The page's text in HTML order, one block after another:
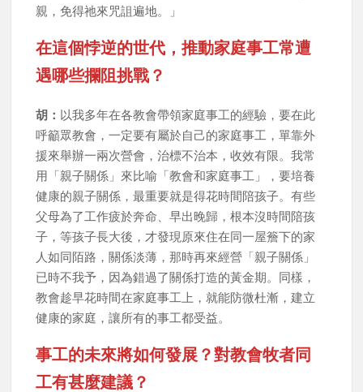
親，免得祂來咒詛遍地。」
在這個悖逆的世代，推動家庭事工常遭
遇哪些攔阻挑戰？
胡： 以我多年在各教會帶領家庭事工的經驗，要在此
呼籲眾教會，一定要有屬於自己的家庭事工，單靠外
援來舉辦一兩次營會，治標不治本，收效有限。我常
用「親子關係」來比喻「教會和家庭事工」，要培養
健康的親子關係，最重要就是得花時間陪孩子。有些
父母為了工作疲於奔命、早出晚歸，根本沒時間陪孩
子，等孩子長大後，才發現原來住在同一屋簷下的家
人如同陌路，關係淡薄，那時再來經營「親子關係」
已時不我予，因為錯過了關係打造的黃金期。同樣，
教會趁早花時間在家庭事工上，就能防微杜漸，建立
健康的家庭，讓所有的事工都受益。
事工的未來將如何發展？對教會牧者同
工有甚麼建議？